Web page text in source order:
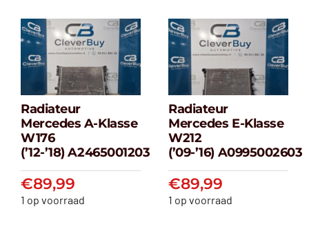
Radiateur
Mercedes A-
klasse W176
(’12-’18) A2465001203
€89,99
Radiateur
Mercedes A-Klasse
W176
(’12-’18) A2465001203
€89,99
1 op voorraad
Radiateur
Mercedes E-
klasse W212
(’09-’16)
€89,99
Radiateur
Mercedes E-Klasse
W212
(’09-’16) A0995002603
€89,99
1 op voorraad